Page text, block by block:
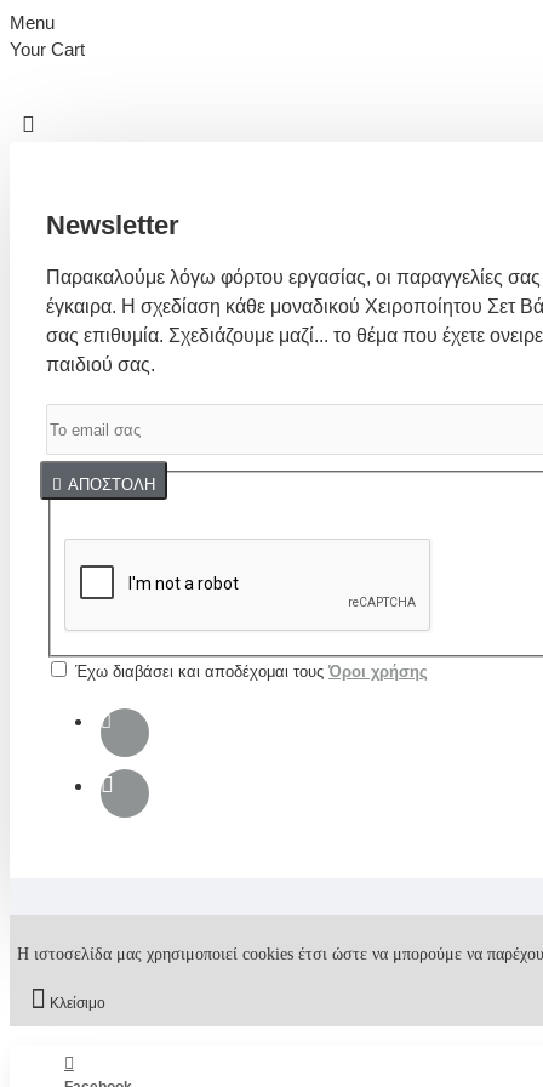
Menu
Your Cart
Newsletter
Παρακαλούμε λόγω φόρτου εργασίας, οι παραγγελίες σας
έγκαιρα. Η σχεδίαση κάθε μοναδικού Χειροποίητου Σετ
σας επιθυμία. Σχεδιάζουμε μαζί... το θέμα που έχετε
παιδιού σας.
ΑΠΟΣΤΟΛΉ
Captcha
Έχω διαβάσει και αποδέχομαι τους Όροι χρήσης
Η ιστοσελίδα μας χρησιμοποιεί cookies έτσι ώστε να μπορούμε να
Κλείσιμο